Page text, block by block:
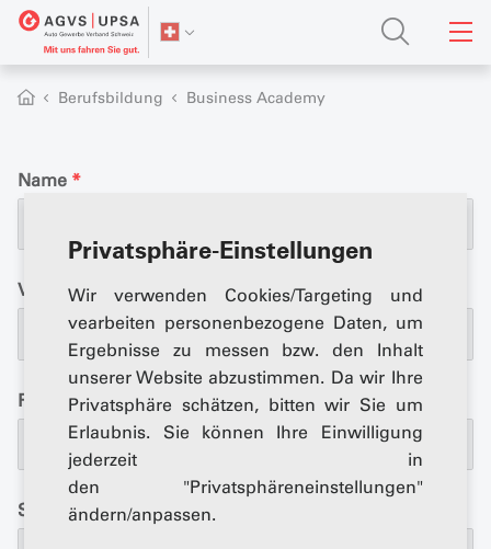
Privatsphäre-Einstellungen
Wir verwenden Cookies/Targeting und
vearbeiten personenbezogene Daten, um
Ergebnisse zu messen bzw. den Inhalt
unserer Website abzustimmen. Da wir Ihre
Privatsphäre schätzen, bitten wir Sie um
Erlaubnis. Sie können Ihre Einwilligung
jederzeit in
den "Privatsphäreneinstellungen"
ändern/anpassen.
Berufsbildung Business Academy
Name *
Vorname
Firma *
Strasse*